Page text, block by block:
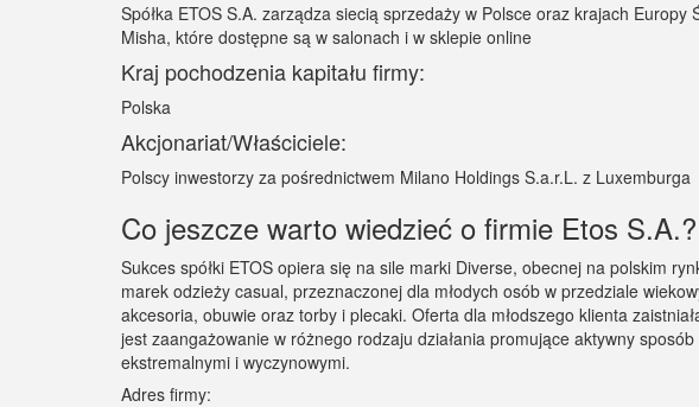
Spółka ETOS S.A. zarządza siecią sprzedaży w Polsce oraz krajach
Misha, które dostępne są w salonach i w sklepie online
Kraj pochodzenia kapitału firmy:
Polska
Akcjonariat/Właściciele:
Polscy inwestorzy za pośrednictwem Milano Holdings S.a.r.L. z Luxemburga
Co jeszcze warto wiedzieć o firmie Etos S.A.?
Sukces spółki ETOS opiera się na sile marki Diverse, obecnej na polskim
marek odzieży casual, przeznaczonej dla młodych osób w przedziale
akcesoria, obuwie oraz torby i plecaki. Oferta dla młodszego klienta
jest zaangażowanie w różnego rodzaju działania promujące aktywny
ekstremalnymi i wyczynowymi.
Adres firmy: